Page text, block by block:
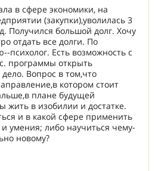
в сфере экономики, на
(закупки),уволилась 3
Получился большой долг. Хочу
отдать все долги. По
психолог. Есть возможность с
программы открыть
дело. Вопрос в том,что
котором стоит
плане будущей
жить в изобилии и достатке.
и в какой сфере применить
умения; либо научиться чему-
новому?